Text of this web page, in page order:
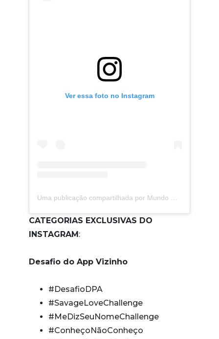
Ver essa foto no Instagram
Uma publicação compartilhada por Mundo Gloob (@mundogloob)
CATEGORIAS EXCLUSIVAS DO
INSTAGRAM :
Desafio do App Vizinho
#DesafioDPA
#SavageLoveChallenge
#MeDizSeuNomeChallenge
#ConheçoNãoConheço